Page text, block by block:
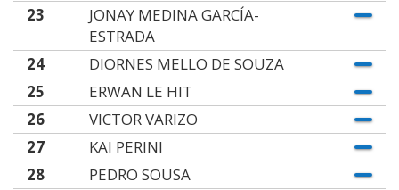
23
JONAY MEDINA GARCÍA-
ESTRADA
24
DIORNES MELLO DE SOUZA
25
ERWAN LE HIT
26
VICTOR VARIZO
27
KAI PERINI
28
PEDRO SOUSA